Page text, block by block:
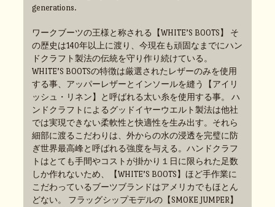
generations.
ワークブーツの王様と称される【WHITE’S BOOTS】 そ
の歴史は140年以上に渡り、今現在も頑固なまでにハン
ドクラフト製法の伝統を守り作り続けている。
WHITE’S BOOTSの特徴は厳選されたレザーのみを使用
する事、アッパーレザーとインソールを縫う【アイリ
ッシュ・リネン】と呼ばれる太い糸を使用する事。 ハ
ンドクラフトによるグッドイヤーウエルト製法は他社
では実現できない柔軟性と快適性を生み出す。それら
細部に渡るこだわりは、外からの水の浸透を完璧に防
ぎ世界最高峰と呼ばれる強度を与える。ハンドクラフ
トはとても手間やコストが掛かり１日に限られた足数
しか作れないため、【WHITE’S BOOTS】ほど手作業に
こだわっているブーツブランドはアメリカでもほとん
どない。 フラッグシップモデルの【SMOKE JUMPER】